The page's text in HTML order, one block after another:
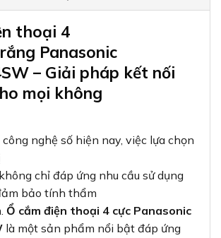
thoại 4
Panasonic
– Giải pháp kết nối
mọi không
nghệ số hiện nay, việc lựa chọn
chỉ đáp ứng nhu cầu sử dụng
bảo tính thẩm
Ổ cắm điện thoại 4 cực Panasonic
là một sản phẩm nổi bật đáp ứng